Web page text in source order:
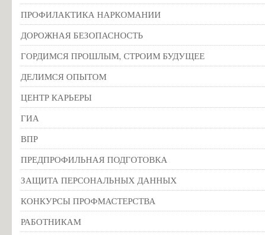
ПРОФИЛАКТИКА НАРКОМАНИИ
ДОРОЖНАЯ БЕЗОПАСНОСТЬ
ГОРДИМСЯ ПРОШЛЫМ, СТРОИМ БУДУЩЕЕ
ДЕЛИМСЯ ОПЫТОМ
ЦЕНТР КАРЬЕРЫ
ГИА
ВПР
ПРЕДПРОФИЛЬНАЯ ПОДГОТОВКА
ЗАЩИТА ПЕРСОНАЛЬНЫХ ДАННЫХ
КОНКУРСЫ ПРОФМАСТЕРСТВА
РАБОТНИКАМ